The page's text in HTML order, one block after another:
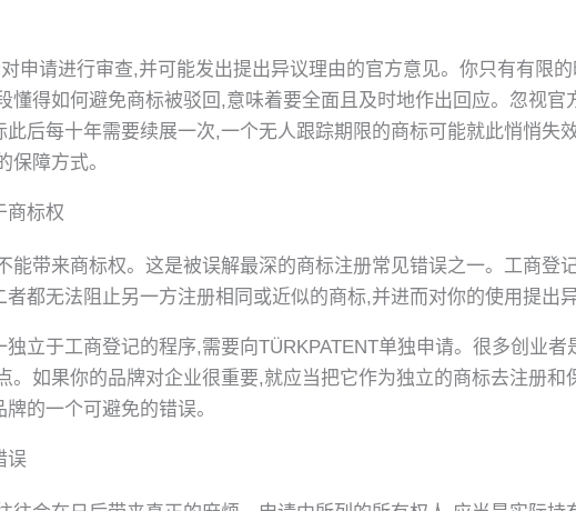
申请进行审查,并可能发出提出异议理由的官方意见。你只有有限
懂得如何避免商标被驳回,意味着要全面且及时地作出回应。忽视官
此后每十年需要续展一次,一个无人跟踪期限的商标可能就此悄悄失
保障方式。
商标权
能带来商标权。这是被误解最深的商标注册常见错误之一。工商登
都无法阻止另一方注册相同或近似的商标,并进而对你的使用提出异
立于工商登记的程序,需要向TÜRKPATENT单独申请。很多创业
。如果你的品牌对企业很重要,就应当把它作为独立的商标去注册和
的一个可避免的错误。
误